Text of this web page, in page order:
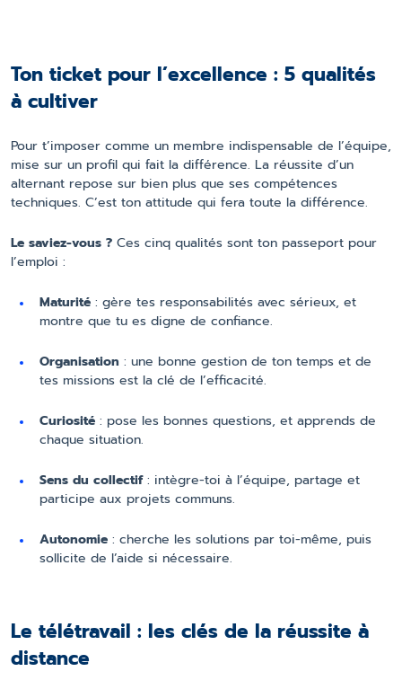
Ton ticket pour l’excellence : 5 qualités
à cultiver
Pour t’imposer comme un membre indispensable de l’équipe,
mise sur un profil qui fait la différence. La réussite d’un
alternant repose sur bien plus que ses compétences
techniques. C’est ton attitude qui fera toute la différence.
Le saviez-vous ? Ces cinq qualités sont ton passeport pour
l’emploi :
Maturité : gère tes responsabilités avec sérieux, et
montre que tu es digne de confiance.
Organisation : une bonne gestion de ton temps et de
tes missions est la clé de l’efficacité.
Curiosité : pose les bonnes questions, et apprends de
chaque situation.
Sens du collectif: intègre-toi à l’équipe, partage et
participe aux projets communs.
Autonomie : cherche les solutions par toi-même, puis
sollicite de l’aide si nécessaire.
Le télétravail : les clés de la réussite à
distance